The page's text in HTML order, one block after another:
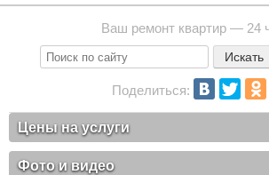
Ваш ремонт квартир — 24
Поделиться:
Цены на услуги
Фото и видео